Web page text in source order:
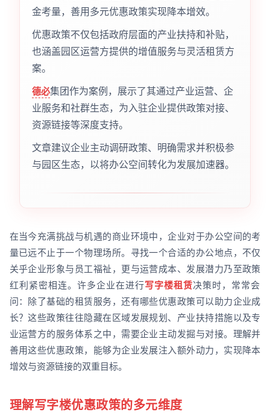
金考量，善用多元优惠政策实现降本增效。
优惠政策不仅包括政府层面的产业扶持和补贴，
也涵盖园区运营方提供的增值服务与灵活租赁方
案。
德必集团作为案例，展示了其通过产业运营、企
业服务和社群生态，为入驻企业提供政策对接、
资源链接等深度支持。
文章建议企业主动调研政策、明确需求并积极参
与园区生态，以将办公空间转化为发展加速器。
在当今充满挑战与机遇的商业环境中，企业对于办公空间的考
量已远不止于一个物理场所。寻找一个合适的办公地点，不仅
关乎企业形象与员工福祉，更与运营成本、发展潜力乃至政策
红利紧密相连。许多企业在进行写字楼租赁决策时，常常会
问：除了基础的租赁服务，还有哪些优惠政策可以助力企业成
长？这些政策往往隐藏在区域发展规划、产业扶持措施以及专
业运营方的服务体系之中，需要企业主动发掘与对接。理解并
善用这些优惠政策，能够为企业发展注入额外动力，实现降本
增效与资源链接的双重目标。
理解写字楼优惠政策的多元维度